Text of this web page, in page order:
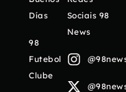
Días
98
Futebol
Clube
Sociais 98
News